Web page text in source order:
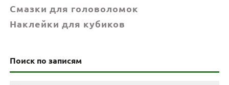
Смазки для головоломок
Наклейки для кубиков
Поиск по записям